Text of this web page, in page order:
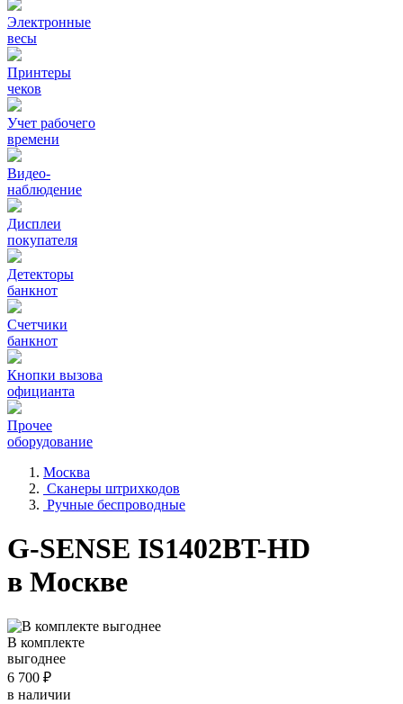
Электронные
весы
Принтеры
чеков
Учет рабочего
времени
Видео‑
наблюдение
Дисплеи
покупателя
Детекторы
банкнот
Счетчики
банкнот
Кнопки вызова
официанта
Прочее
оборудование
Москва
Сканеры штрихкодов
Ручные беспроводные
G-SENSE IS1402BT-HD
в Москве
В комплекте
выгоднее
6 700 ₽
в наличии